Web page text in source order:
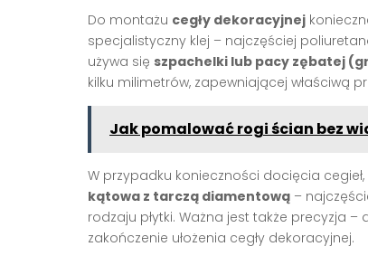
Do montażu cegły dekoracyjnej
specjalistyczny klej – najczęściej
używa się szpachelki lub pacy zębatej
kilku milimetrów, zapewniającej właściwą
Jak pomalować rogi ścian bez
W przypadku konieczności docięcia
kątowa z tarczą diamentową –
rodzaju płytki. Ważna jest także precyzja
zakończenie ułożenia cegły dekoracyjnej.